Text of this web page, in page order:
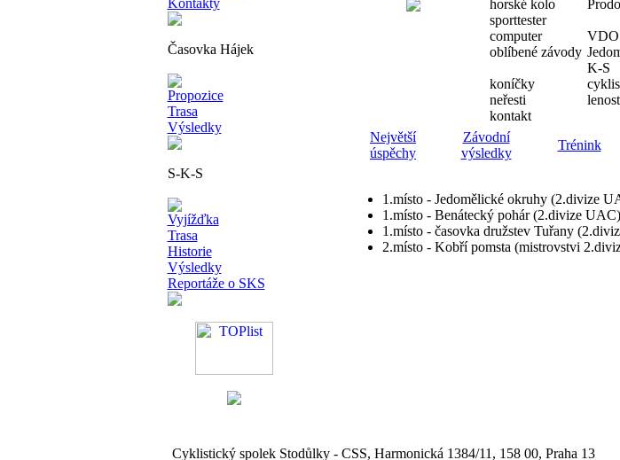
Kontakty
Časovka Hájek
Propozice
Trasa
Výsledky
S-K-S
Vyjížďka
Trasa
Historie
Výsledky
Reportáže o SKS
horské kolo
sporttester
computer
VDO
oblíbené závody
K-S
koníčky
neřesti
kontakt
Největší
úspěchy
Závodní
výsledky
Trénink
1.místo - Jedomělické okruhy (2.divize
1.místo - Benátecký pohár (2.divize UAC)
1.místo - časovka družstev Tuřany
2.místo - Kobří pomsta (mistrovstvi
Cyklistický spolek Stodůlky - CSS, Harmonická 1384/11, 158 00, Praha 13